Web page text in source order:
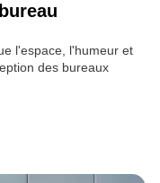
l'espace, l'humeur et
des bureaux